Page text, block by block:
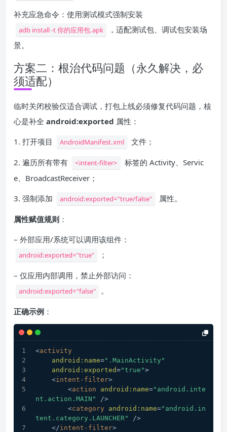
补充应急命令：使用测试模式强制安装
adb install -t 你的应用包.apk
，适配测试包、调试包安装场
景。
方案二：根治代码问题（永久解决，必
须适配）
临时关闭校验仅适合调试，打包上线必须修复代码问题，核
心是补全 android:exported 属性：
1. 打开项目
AndroidManifest.xml 文件；
2. 遍历所有带有 <intent-filter>
标签的 Activity、Servic
e、BroadcastReceiver；
3. 强制添加
android:exported="true/false" 属性。
属性赋值规则 ：
– 外部应用/系统可以调用该组件：
android:exported="true" ；
– 仅应用内部调用，禁止外部访问：
android:exported="false" 。
正确示例 ：
<activity
android:name=".MainActivity"
android:exported="true">
<intent-filter>
<action android:name="android.inte
nt.action.MAIN"
/>
<category android:name="android.in
tent.category.LAUNCHER"
/>
</intent-filter>